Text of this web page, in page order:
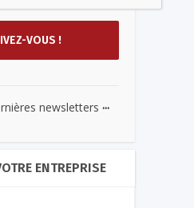
newsletters ...
ENTREPRISE